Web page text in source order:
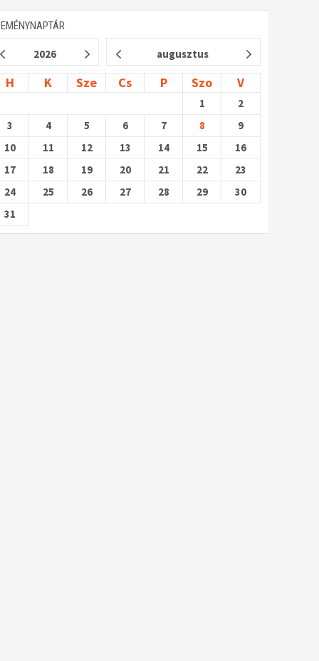
2026 augusztus
H K Sze Cs P Szo V
1
2
3
4 5 6 7 8
9
10
11 12 13 14 15
16
17
18 19 20 21 22
23
24
25 26 27 28 29
30
31